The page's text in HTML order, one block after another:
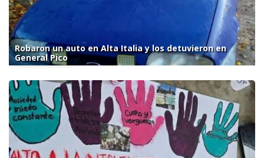
Robaron un auto en Alta Italia y los detuvieron en
General Pico